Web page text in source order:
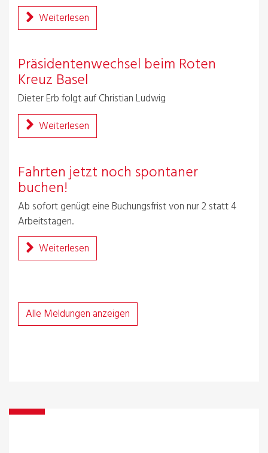
Weiterlesen
Präsidentenwechsel beim Roten
Kreuz Basel
Dieter Erb folgt auf Christian Ludwig
Weiterlesen
Fahrten jetzt noch spontaner
buchen!
Ab sofort genügt eine Buchungsfrist von nur 2 statt 4
Arbeitstagen.
Weiterlesen
Alle Meldungen anzeigen